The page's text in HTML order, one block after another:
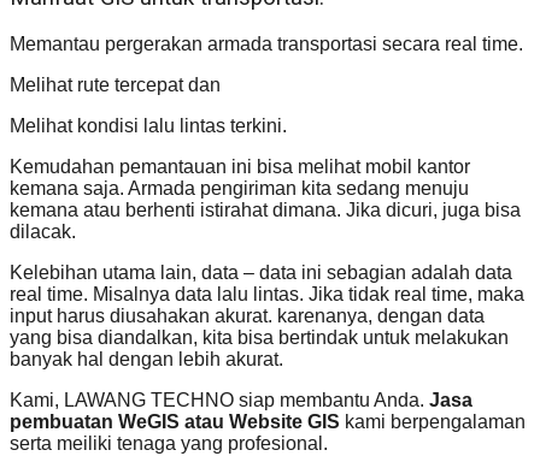
Memantau pergerakan armada transportasi secara real time.
Melihat rute tercepat dan
Melihat kondisi lalu lintas terkini.
Kemudahan pemantauan ini bisa melihat mobil kantor
kemana saja. Armada pengiriman kita sedang menuju
kemana atau berhenti istirahat dimana. Jika dicuri, juga bisa
dilacak.
Kelebihan utama lain, data – data ini sebagian adalah data
real time. Misalnya data lalu lintas. Jika tidak real time, maka
input harus diusahakan akurat. karenanya, dengan data
yang bisa diandalkan, kita bisa bertindak untuk melakukan
banyak hal dengan lebih akurat.
Kami, LAWANG TECHNO siap membantu Anda. Jasa
pembuatan WeGIS atau Website GIS kami berpengalaman
serta meiliki tenaga yang profesional.